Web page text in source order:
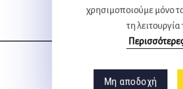
χρησιμοποιούμε μόνο
τη
Μη αποδοχή
στα